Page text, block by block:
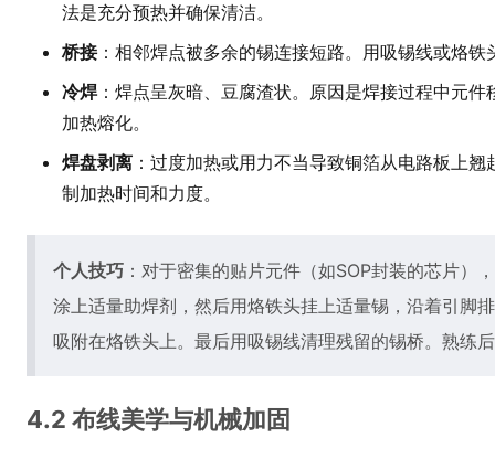
法是充分预热并确保清洁。
桥接：相邻焊点被多余的锡连接短路。用吸锡线或烙
冷焊：焊点呈灰暗、豆腐渣状。原因是焊接过程中元
加热熔化。
焊盘剥离 ：过度加热或用力不当导致铜箔从电路板上
制加热时间和力度。
个人技巧 ：对于密集的贴片元件（如SOP封装的芯片）
涂上适量助焊剂，然后用烙铁头挂上适量锡，沿着引脚
吸附在烙铁头上。最后用吸锡线清理残留的锡桥。熟练
4.2 布线美学与机械加固